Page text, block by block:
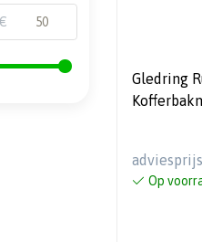
Gledring
adviesprijs
Op
€